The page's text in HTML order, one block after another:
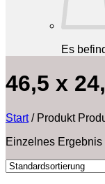
Es
‎46,5 x
Start /Produkt
Einzelnes